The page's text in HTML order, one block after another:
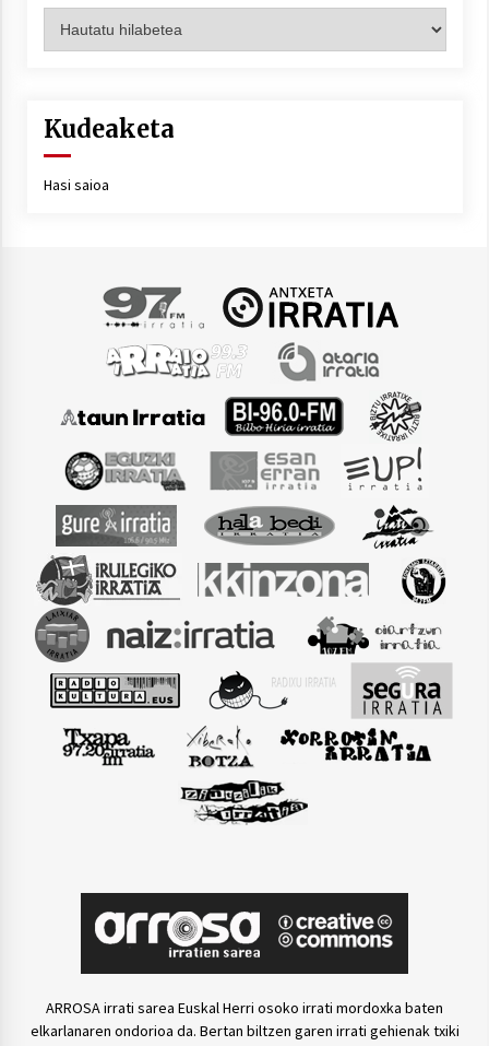
Kudeaketa
Hasi saioa
ARROSA irrati sarea Euskal Herri osoko irrati mordoxka baten
elkarlanaren ondorioa da. Bertan biltzen garen irrati gehienak txiki